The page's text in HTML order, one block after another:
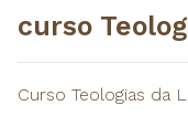
curso
Curso Teologias da